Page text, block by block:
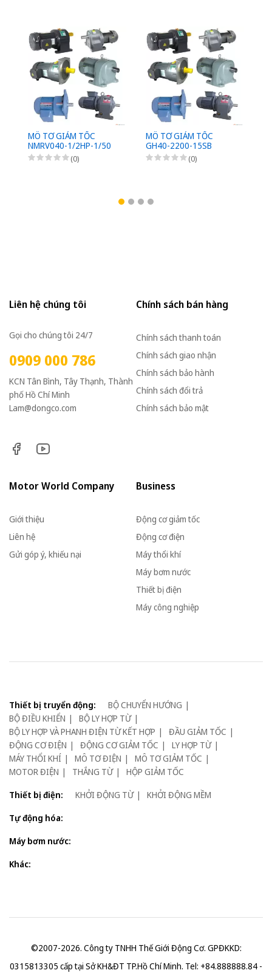
MÔ TƠ GIẢM TỐC
NMRV040-1/2HP-1/50
(0)
MÔ TƠ GIẢM TỐC
GH40-2200-15SB
(0)
Liên hệ chúng tôi
Gọi cho chúng tôi 24/7
0909 000 786
KCN Tân Bình, Tây Thạnh, Thành
phố Hồ Chí Minh
Lam@dongco.com
Chính sách bán hàng
Chính sách thanh toán
Chính sách giao nhận
Chính sách bảo hành
Chính sách đổi trả
Chính sách bảo mật
Motor World Company
Giới thiệu
Liên hệ
Gửi góp ý, khiếu nại
Business
Động cơ giảm tốc
Động cơ điện
Máy thổi khí
Máy bơm nước
Thiết bị điện
Máy công nghiệp
Thiết bị truyển động:
BỘ CHUYỂN HƯỚNG
BỘ ĐIỀU KHIỂN
BỘ LY HỢP TỪ
BỘ LY HỢP VÀ PHANH ĐIỆN TỪ KẾT HỢP
ĐẦU GIẢM TỐC
ĐỘNG CƠ ĐIỆN
ĐỘNG CƠ GIẢM TỐC
LY HỢP TỪ
MÁY THỔI KHÍ
MÔ TƠ ĐIỆN
MÔ TƠ GIẢM TỐC
MOTOR ĐIỆN
THẮNG TỪ
HỘP GIẢM TỐC
Thiết bị điện:
KHỞI ĐỘNG TỪ
KHỞI ĐỘNG MỀM
Tự động hóa:
Máy bơm nước:
Khác:
©2007-2026. Công ty TNHH Thế Giới Động Cơ. GPĐKKD:
0315813305 cấp tại Sở KH&ĐT TP.Hồ Chí Minh. Tel: +84.888888.84 -